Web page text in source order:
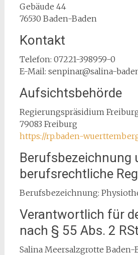
Gebäude 44
76530 Baden-Baden
Kontakt
Telefon: 07221-398959-0
E-Mail: senpinar@salina-
Aufsichtsbehörde
Regierungspräsidium
79083 Freiburg
https://rp.baden-
Berufsbezeichnung
berufsrechtliche
Berufsbezeichnung:
Verantwortlich für
nach § 55 Abs. 2
Salina Meersalzgrotte Baden-